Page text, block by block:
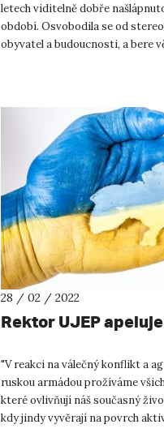
letech viditelně dobře
období. Osvobodila se od
obyvatel a budoucnosti, a bere
28 / 02 / 2022
Rektor UJEP
"V reakci na válečný konflikt a
ruskou armádou prožíváme
které ovlivňují náš současný
kdy jindy vyvěrají na povrch